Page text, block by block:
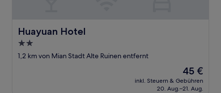
Huayuan Hotel
Huayuan Hotel
2.0-
Sterne-
1,2 km von Mian Stadt Alte Ruinen entfernt
Der
Preis
beträgt
45 €
inkl. Steuern & Gebühren
20. Aug.–21. Aug.